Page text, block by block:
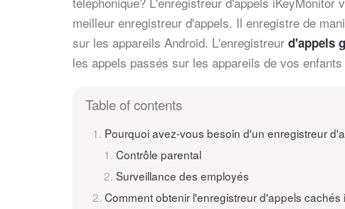
meilleur enregistreur d'appels. Il enregistre de
sur les appareils Android. L'enregistreur d'appels
les appels passés sur les appareils de vos
Table of contents
Pourquoi avez-vous besoin d'un enregistreur
Contrôle parental
Surveillance des employés
Comment obtenir l'enregistreur d'appels cachés